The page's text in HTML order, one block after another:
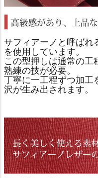
サフィアーノと呼ばれ
を使用しています。
この型押しは通常の工
熟練の技が必要。
丁寧に一工程ずつ加工
沢が生み出されます。